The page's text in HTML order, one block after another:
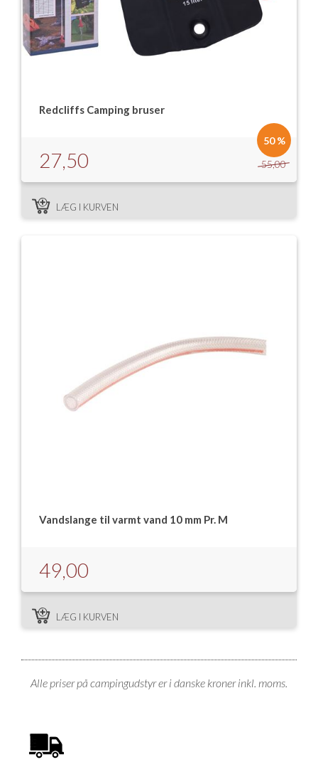
Redcliffs Camping bruser
55,00
27,50
50 %
LÆG I KURVEN
Vandslange til varmt vand 10 mm Pr. M
49,00
LÆG I KURVEN
Alle priser på campingudstyr er i danske kroner inkl. moms.